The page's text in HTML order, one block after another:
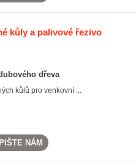
kůly a palivové řezivo
dřeva
kůlů pro venkovní ...
NÁM